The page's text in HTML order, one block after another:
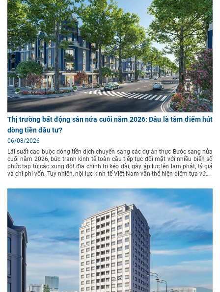
Thị trường bất động sản nửa cuối năm 2026: Đâu là tâm điểm hút
dòng tiền đầu tư?
06/08/2026
Lãi suất cao buộc dòng tiền dịch chuyển sang các dự án thực Bước sang nửa
cuối năm 2026, bức tranh kinh tế toàn cầu tiếp tục đối mặt với nhiều biến số
phức tạp từ các xung đột địa chính trị kéo dài, gây áp lực lên lạm phát, tỷ giá
và chi phí vốn. Tuy nhiên, nội lực kinh tế Việt Nam vẫn thể hiện điểm tựa vững
ổn định và hành lang pháp lý bất động sản ngày càng hoàn thiện. Theo báo
cáo nghiên cứu thị trường từ Viện Nghiên cứu Kinh tế - tài chính - bất động
sản Dat Xanh Services (DXS-FERI), mặt bằng lãi suất vay mua bất động sản
dự kiến tiếp tục duy trì ở mức 12–14%/năm trong 6 tháng cuối năm 2026.
Chi phí vốn cao khiến tâm lý người mua trở nên thận trọng hơn, giảm các
quyết định đầu tư cảm tính hay lướt sóng ngắn hạn. Đánh giá từ VIS Rating
chỉ ra rằng, lượng trái phiếu doanh nghiệp bất động sản đáo hạn trong nửa
cuối năm 2026 lên tới khoảng 60.000 tỷ đồng. Đây được xem là thước đo
khắc nghiệt lọc sạch các đơn vị thiếu năng lực tài chính, đồng thời thúc đẩy
thị trường phân hóa rõ nét: dòng tiền ưu tiên chọn lọc các sản phẩm thấp
tầng/shophouse có giá trị sử dụng thực, pháp lý chuẩn chỉnh và được phát
triển bởi các đơn vị uy tín. "Dòng tiền không rút khỏi thị trường mà đang dịch
chuyển sang các dự án pháp lý minh bạch, hạ tầng kết nối thuận tiện, giá trị
sử dụng thực, tiềm năng tăng giá bền vững và chủ đầu tư uy tín, thay vì các